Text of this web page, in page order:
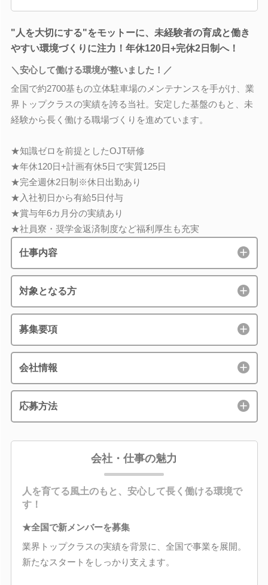
"人を大切にする"をモットーに、未経験者の育成と働き
やすい環境づくりに注力！年休120日+完休2日制へ！
＼安心して働ける環境が整いました！／
全国で約2700基もの立体駐車場のメンテナンスを手がけ、業
界トップクラスの実績を誇る当社。安定した基盤のもと、未
経験から長く働ける職場づくりを進めています。
★知識ゼロを前提としたOJT研修
★年休120日+計画有休5日で実質125日
★完全週休2日制※休日出勤あり
★入社初日から有給5日付与
★賞与年6カ月分の実績あり
★社員寮・奨学金返済制度など福利厚生も充実
仕事内容
対象となる方
募集要項
会社情報
応募方法
会社・仕事の魅力
人を育てる風土のもと、安心して長く働ける環境で
す！
★全国で新メンバーを募集
業界トップクラスの実績を背景に、全国で事業を展開。
新たなスタートをしっかり支えます。